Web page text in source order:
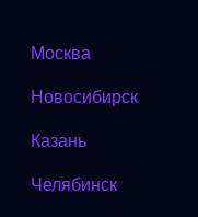
Москва
Новосибирск
Казань
Челябинск